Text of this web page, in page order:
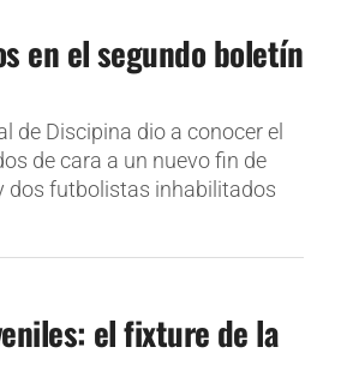
en el segundo boletín
de Discipina dio a conocer el
de cara a un nuevo fin de
dos futbolistas inhabilitados
el fixture de la